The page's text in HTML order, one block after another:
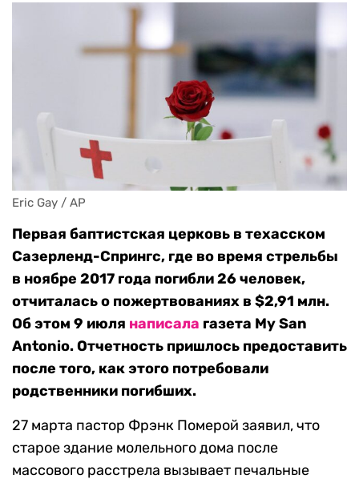
Eric Gay / AP
Первая баптистская церковь в техасском
Сазерленд-Спрингс, где во время стрельбы
в ноябре 2017 года погибли 26 человек,
отчиталась о пожертвованиях в $2,91 млн.
Об этом 9 июля написала газета My San
Antonio. Отчетность пришлось предоставить
после того, как этого потребовали
родственники погибших.
27 марта пастор Фрэнк Померой заявил, что
старое здание молельного дома после
массового расстрела вызывает печальные